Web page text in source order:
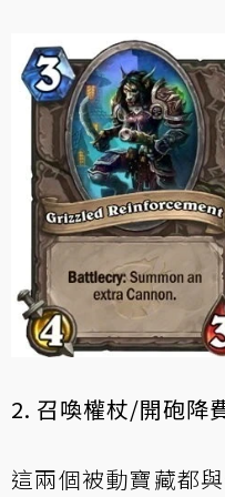
2. 召喚權杖/開砲降
這兩個被動寶藏都